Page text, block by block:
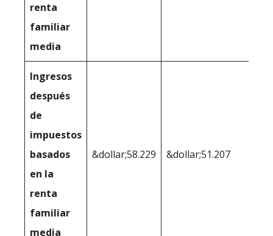
renta
familiar
media
Ingresos
después
de
impuestos
basados
en la
renta
familiar
media
&dollar;58.229 &dollar;51.207